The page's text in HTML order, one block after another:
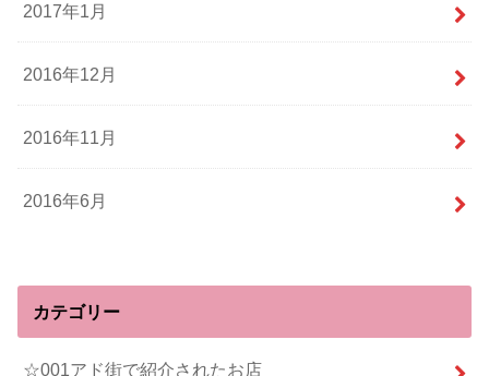
2017年1月
2016年12月
2016年11月
2016年6月
カテゴリー
☆001アド街で紹介されたお店